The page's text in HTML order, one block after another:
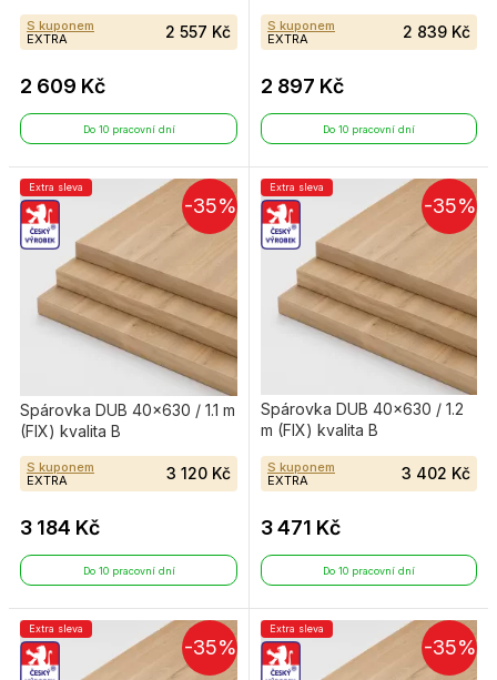
S kuponem
EXTRA
2 557 Kč
2 609 Kč
Do 10 pracovní dní
S kuponem
EXTRA
2 839 Kč
2 897 Kč
Do 10 pracovní dní
-35%
Extra sleva
Spárovka DUB 40×630 / 1.1 m
(FIX) kvalita B
S kuponem
EXTRA
3 120 Kč
3 184 Kč
Do 10 pracovní dní
-35%
Extra sleva
Spárovka DUB 40×630 / 1.2
m (FIX) kvalita B
S kuponem
EXTRA
3 402 Kč
3 471 Kč
Do 10 pracovní dní
-35%
Extra sleva
-35%
Extra sleva